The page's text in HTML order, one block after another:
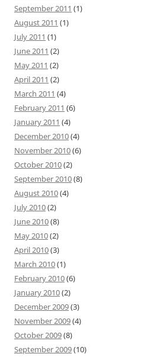
September 2011 (1)
August 2011 (1)
July 2011 (1)
June 2011 (2)
May 2011 (2)
April 2011 (2)
March 2011 (4)
February 2011 (6)
January 2011 (4)
December 2010(4)
November 2010(6)
October 2010(2)
September 2010(8)
August 2010(4)
July 2010(2)
June 2010(8)
May 2010(2)
April 2010(3)
March 2010(1)
February 2010(6)
January 2010(2)
December 2009(3)
November 2009(4)
October 2009(8)
September 2009(10)